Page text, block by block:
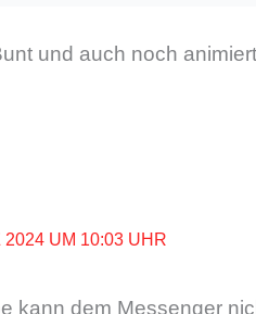
und auch noch
2024 UM 10:03 UHR
kann dem Messenger